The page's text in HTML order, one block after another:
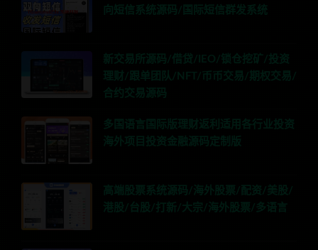
向短信系统源码/国际短信群发系统
新交易所源码/借贷/IEO/锁仓挖矿/投资
理财/跟单团队/NFT/币币交易/期权交易/
合约交易源码
多国语言国际版理财返利适用各行业投资
海外项目投资金融源码定制版
高端股票系统源码/海外股票/配资/美股/
港股/台股/打新/大宗/海外股票/多语言